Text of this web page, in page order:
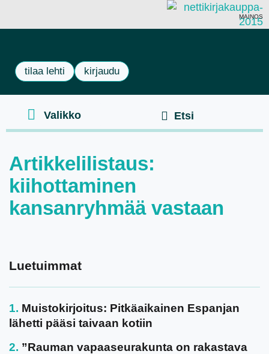
MAINOS
tilaa lehti kirjaudu
Artikkelilistaus:
kiihottaminen
kansanryhmää vastaan
Luetuimmat
Muistokirjoitus: Pitkäaikainen Espanjan
lähetti pääsi taivaan kotiin
”Rauman vapaaseurakunta on rakastava